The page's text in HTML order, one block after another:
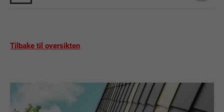
Tilbake til oversikten
TILBYDER YouTube
YouTube-båndbreddemåling